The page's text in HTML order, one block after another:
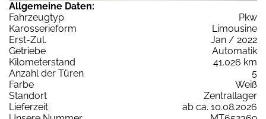
Allgemeine Daten:
Fahrzeugtyp
Pkw
Karosserieform
Limousine
Erst-Zul.
Jan / 2022
Getriebe
Automatik
Kilometerstand
41.026 km
Anzahl der Türen
5
Farbe
Weiß
Standort
Zentrallager
Lieferzeit
ab ca. 10.08.2026